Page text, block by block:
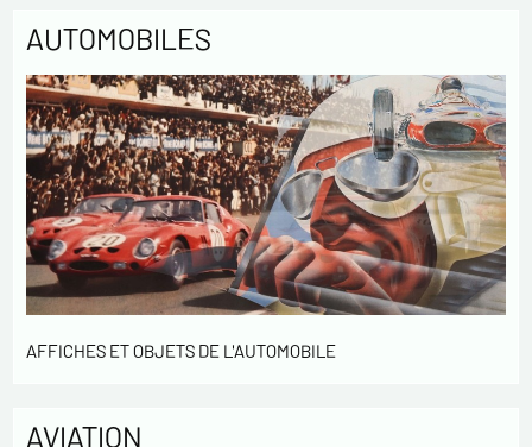
Politique de confidentialité :
Les informations recueillies sur ce formulaire sont
enregistrées dans un fichier informatisé par ESTAMPE
MODERNE & SPORTIVE pour la gestion des achats et la gestion
de notre clientèle. Elles sont conservées pendant 3 ans et sont
destinées au service commercial. Conformément à la loi «
informatique et libertés », vous pouvez exercer votre droit
d'accès aux données vous concernant et les faire rectifier en
nous contactant. Nous vous informons de l’existence de la
sur laquelle vous pouvez vous inscrire ici :
En cochant cette case, j'accepte que les
AUTOMOBILES
AFFICHES ET OBJETS DE L'AUTOMOBILE
AVIATION